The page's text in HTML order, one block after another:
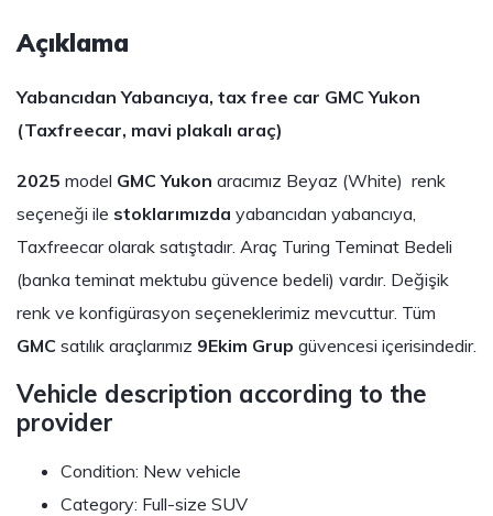
Açıklama
Yabancıdan Yabancıya, tax free car GMC Yukon
(Taxfreecar, mavi plakalı araç)
2025 model GMC Yukon aracımız Beyaz (White) renk
seçeneği ile stoklarımızda yabancıdan yabancıya,
Taxfreecar olarak satıştadır. Araç Turing Teminat Bedeli
(banka teminat mektubu güvence bedeli) vardır. Değişik
renk ve konfigürasyon seçeneklerimiz mevcuttur. Tüm
GMC satılık araçlarımız 9Ekim Grup güvencesi içerisindedir.
Vehicle description according to the
provider
Condition: New vehicle
Category: Full-size SUV